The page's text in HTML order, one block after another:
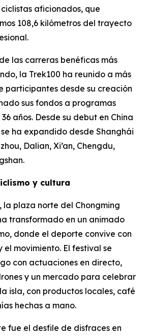
aficionados, que
108,6 kilómetros del trayecto
las carreras benéficas más
la Trek100 ha reunido a más
participantes desde su creación
sus fondos a programas
años. Desde su debut en China
ha expandido desde Shanghái
Dalian, Xi’an, Chengdu,
y cultura
la plaza norte del Chongming
transformado en un animado
donde el deporte convive con
el movimiento. El festival se
con actuaciones en directo,
y un mercado para celebrar
isla, con productos locales, café
hechas a mano.
fue el desfile de disfraces en